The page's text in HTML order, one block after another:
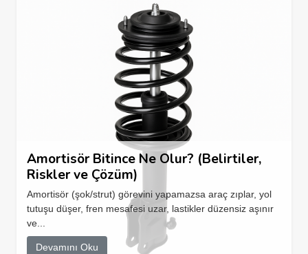
Amortisör Bitince Ne Olur? (Belirtiler,
Riskler ve Çözüm)
Amortisör (şok/strut) görevini yapamazsa araç zıplar, yol
tutuşu düşer, fren mesafesi uzar, lastikler düzensiz aşınır
ve...
Devamını Oku